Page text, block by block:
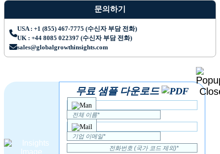
문의하기
USA : +1 (855) 467-7775 (수신자 부담 전화)
UK : +44 8085 022397 (수신자 부담 전화)
sales@globalgrowthinsights.com
무료 샘플 다운로드